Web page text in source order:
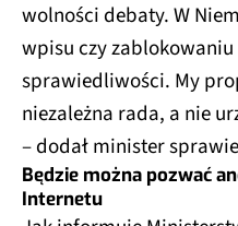
wolności debaty. W
wpisu czy
sprawiedliwości. My
niezależna rada, a nie
– dodał minister
Będzie można pozwać
Internetu